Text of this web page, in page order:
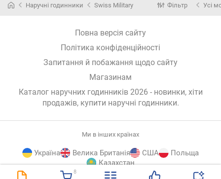
8
Наручні годинники Swiss Military Фільтр Усі
Повна версія сайту
Політика конфіденційності
Запитання й побажання щодо сайту
Магазинам
Каталог наручних годинників 2026 - новинки, хіти
продажів, купити наручні годинники.
Ми в інших країнах
Україна Велика Британія США
Польща
Казахстан